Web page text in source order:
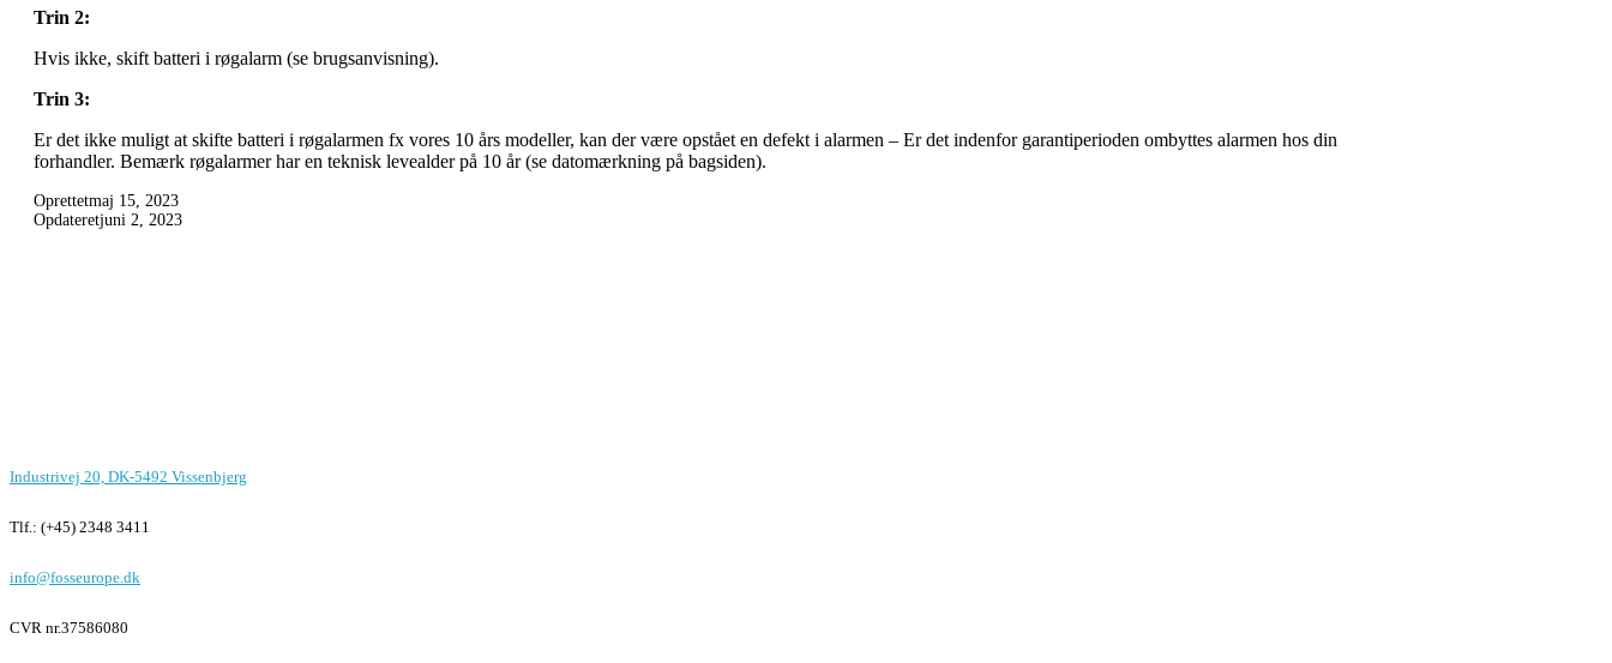
Trin 2:
Hvis ikke, skift batteri i røgalarm (se brugsanvisning).
Trin 3:
Er det ikke muligt at skifte batteri i røgalarmen fx vores 10 års modeller, kan der være opstået en defekt i alarmen – Er det indenfor garantiperioden ombyttes alarmen hos din
forhandler. Bemærk røgalarmer har en teknisk levealder på 10 år (se datomærkning på bagsiden).
Oprettetmaj 15, 2023
Opdateretjuni 2, 2023
Industrivej 20, DK-5492 Vissenbjerg
Tlf.: (+45) 2348 3411
info@fosseurope.dk
CVR nr.37586080